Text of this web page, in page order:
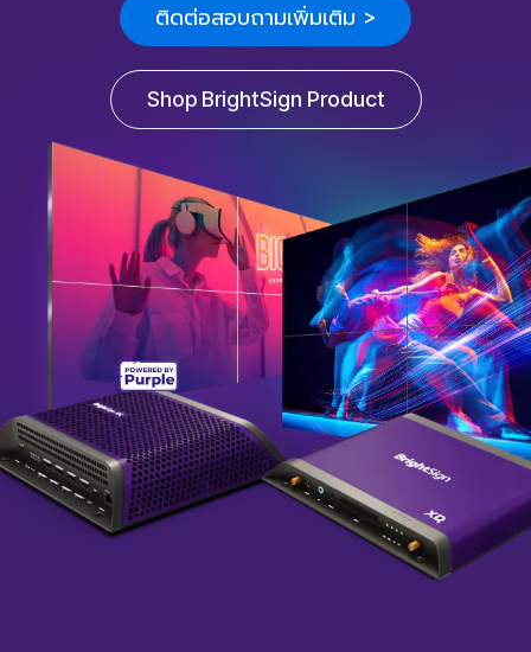
ติดต่อสอบถามเพิ่มเติม >
Shop BrightSign Product